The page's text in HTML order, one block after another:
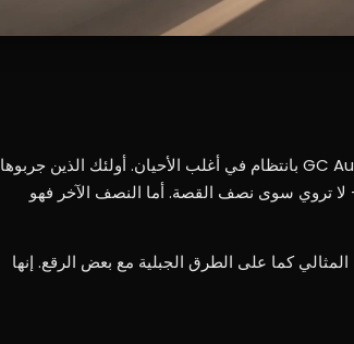
إن سيارة فيراري F8 تريبوتو هي الطراز الذي يحجزه زبائن GC Auto بانتظام في أغلب الأحيان. أولئك الذين جربوها
لا تروي سوى نصف القصة. أما النصف الآخر فهو
كما على الطرق الجبلية مع بعض الرقع. إنها